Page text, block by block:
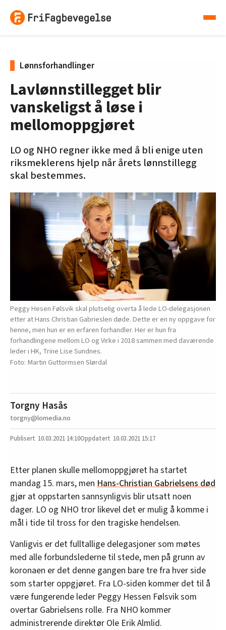
Lønnsforhandlinger
Lavlønnstillegget blir
vanskeligst å løse i
mellomoppgjøret
LO og NHO regner ikke med å bli enige uten
riksmeklerens hjelp når årets lønnstillegg
skal bestemmes.
Peggy Hesen Følsvik skal plutselig overta å lede LO-delegasjonen
etter at Hans Christian Gabrieslen døde. Dette er en ny oppgave for
henne, men hun er en erfaren forhandler. Her er hun fra
forhandlingene mellom LO og Virke i 2018 sammen med daværende
leder i HK, Trine Lise Sundnes.
Martin Guttormsen Slørdal
Torgny Hasås
torgny@lomedia.no
10.03.2021 14:10 10.03.2021 15:17
Etter planen skulle mellomoppgjøret ha startet
mandag 15. mars, men Hans-Christian Gabrielsens død
gjør at oppstarten sannsynligvis blir utsatt noen
dager. LO og NHO tror likevel det er mulig å komme i
mål i tide til tross for den tragiske hendelsen.
Vanligvis er det fulltallige delegasjoner som møtes
med alle forbundslederne til stede, men på grunn av
koronaen er det denne gangen bare tre fra hver side
som starter oppgjøret. Fra LO-siden kommer det til å
være fungerende leder Peggy Hessen Følsvik som
overtar Gabrielsens rolle. Fra NHO kommer
administrerende direktør Ole Erik Almlid.